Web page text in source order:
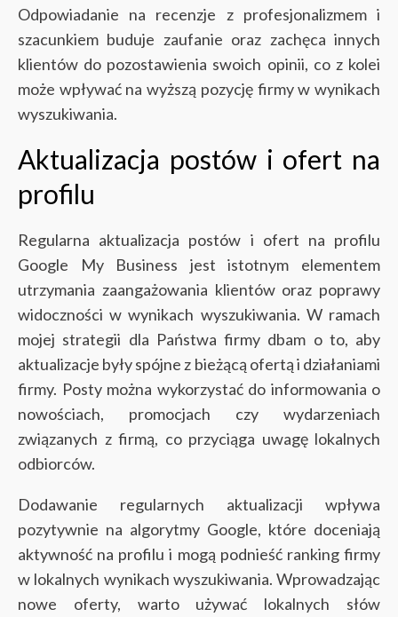
Odpowiadanie na recenzje z profesjonalizmem i
szacunkiem buduje zaufanie oraz zachęca innych
klientów do pozostawienia swoich opinii, co z kolei
może wpływać na wyższą pozycję firmy w wynikach
wyszukiwania.
Aktualizacja postów i ofert na
profilu
Regularna aktualizacja postów i ofert na profilu
Google My Business jest istotnym elementem
utrzymania zaangażowania klientów oraz poprawy
widoczności w wynikach wyszukiwania. W ramach
mojej strategii dla Państwa firmy dbam o to, aby
aktualizacje były spójne z bieżącą ofertą i działaniami
firmy. Posty można wykorzystać do informowania o
nowościach, promocjach czy wydarzeniach
związanych z firmą, co przyciąga uwagę lokalnych
odbiorców.
Dodawanie regularnych aktualizacji wpływa
pozytywnie na algorytmy Google, które doceniają
aktywność na profilu i mogą podnieść ranking firmy
w lokalnych wynikach wyszukiwania. Wprowadzając
nowe oferty, warto używać lokalnych słów